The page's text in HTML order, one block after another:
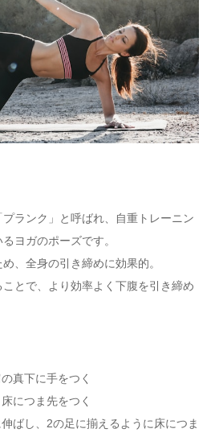
プランク」と呼ばれ、自重トレーニン
ヨガのポーズです。
、全身の引き締めに効果的。
とで、より効率よく下腹を引き締め
真下に手をつく
につま先をつく
ばし、2の足に揃えるように床につま